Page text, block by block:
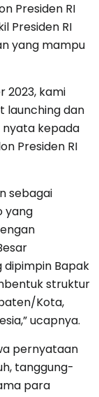
Presiden RI
Presiden RI
yang mampu
2023, kami
launching dan
nyata kepada
Presiden RI
sebagai
yang
dipimpin Bapak
struktur
Kota,
ucapnya.
pernyataan
tanggung-
para